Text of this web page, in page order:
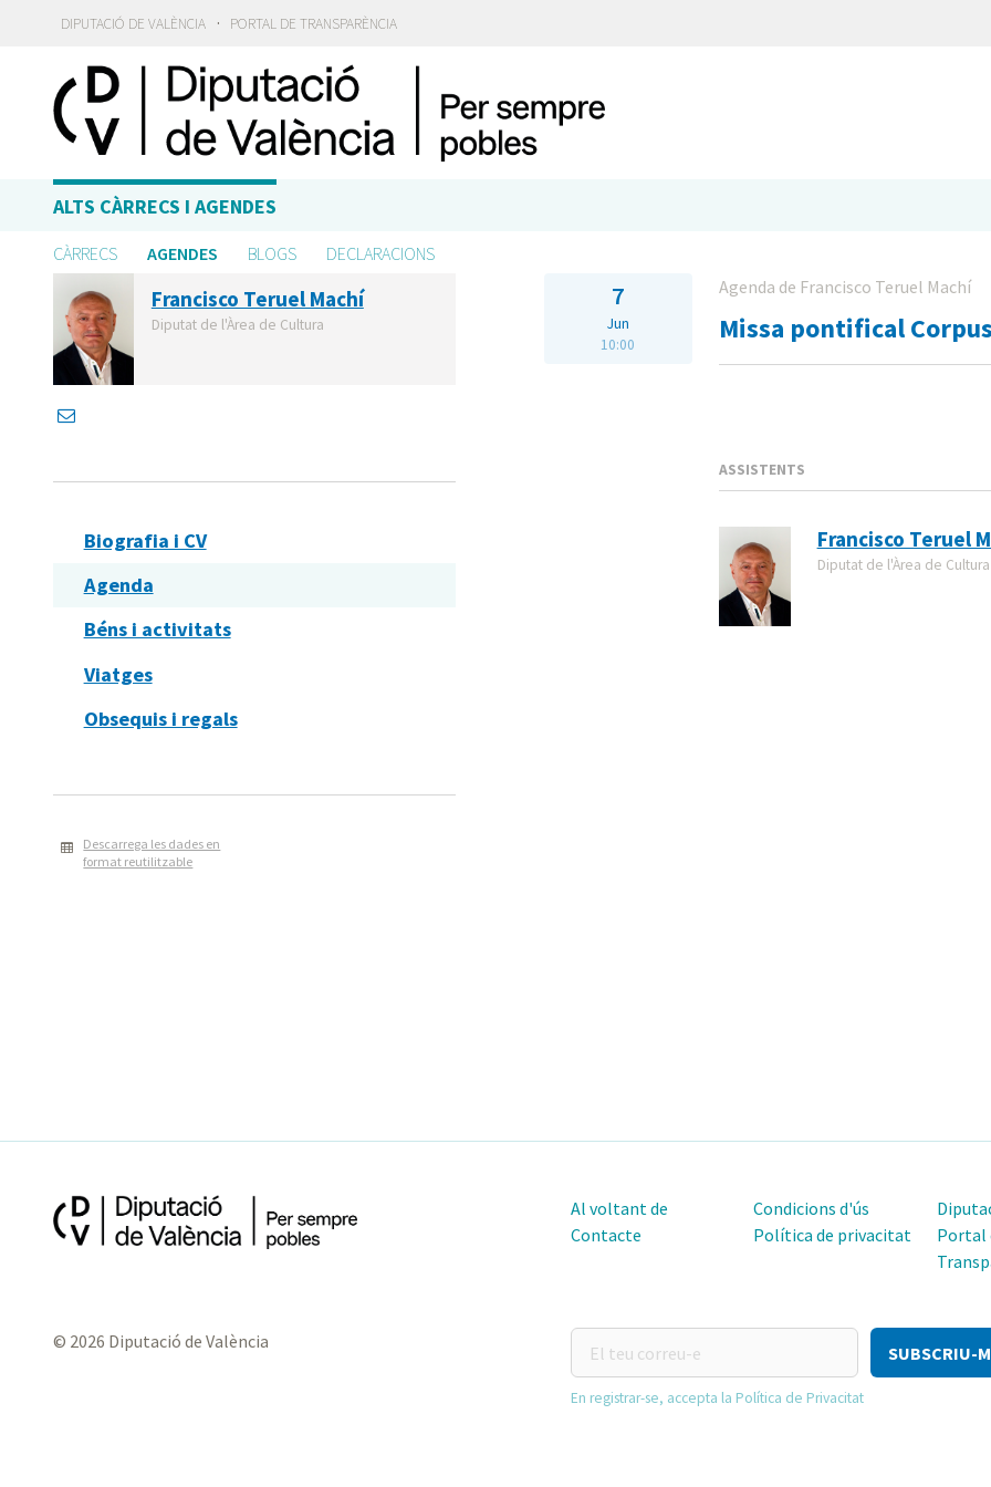
DIPUTACIÓ DE VALÈNCIA · PORTAL DE TRANSPARÈNCIA
ALTS CÀRRECS I AGENDES
CÀRRECS AGENDES BLOGS DECLARACIONS
Francisco Teruel Machí
Diputat de l'Àrea de Cultura
Biografia i CV
Agenda
Béns i activitats
Viatges
Obsequis i regals
Descarrega les dades en
format reutilitzable
7
Jun
10:00
Agenda de Francisco Teruel Machí
Missa pontifical
ASSISTENTS
Francisco Teruel
Diputat de l'Àrea de Cultura
Al voltant de
Contacte
Condicions d'ús
Política de privacitat
Portal
© 2026 Diputació de València
teu
correu-
En registrar-se, accepta la Política de Privacitat